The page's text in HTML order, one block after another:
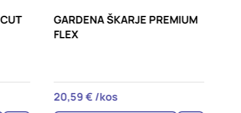
GARDENA ŠKARJE PREMIUM
FLEX
20,59 € /kos